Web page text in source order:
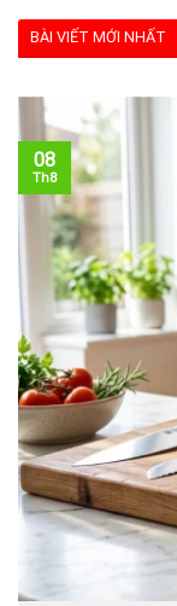
BÀI VIẾT MỚI NHẤT
08
Th8